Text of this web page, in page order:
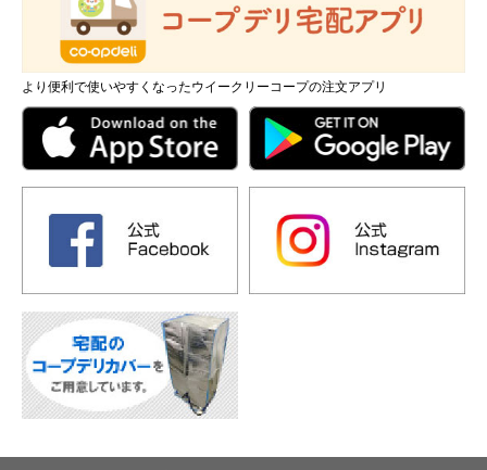
より便利で使いやすくなったウイークリーコープの注文アプリ